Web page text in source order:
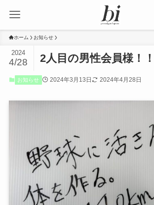
ホーム お知らせ
2人目の男性会員様！！
2024
4/28
お知らせ 2024年3月13日 2024年4月28日